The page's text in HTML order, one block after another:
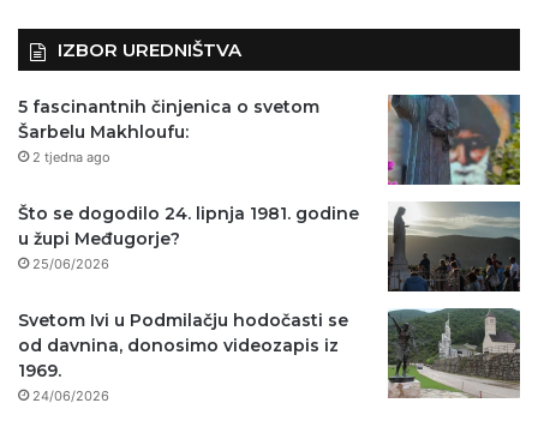
IZBOR UREDNIŠTVA
5 fascinantnih činjenica o svetom
Šarbelu Makhloufu:
2 tjedna ago
Što se dogodilo 24. lipnja 1981. godine
u župi Međugorje?
25/06/2026
Svetom Ivi u Podmilačju hodočasti se
od davnina, donosimo videozapis iz
1969.
24/06/2026